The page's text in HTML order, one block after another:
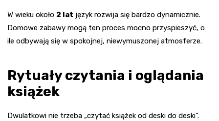
W wieku około 2 lat język rozwija się bardzo dynamicznie.
Domowe zabawy mogą ten proces mocno przyspieszyć, o
ile odbywają się w spokojnej, niewymuszonej atmosferze.
Rytuały czytania i oglądania
książek
Dwulatkowi nie trzeba „czytać książek od deski do deski”.